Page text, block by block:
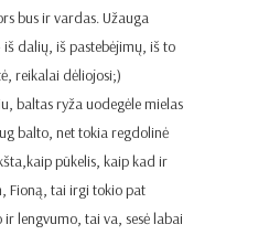
bus ir vardas. Užauga
dalių, iš pastebėjimų, iš to
reikalai dėliojosi;)
baltas ryža uodegėle mielas
balto, net tokia regdolinė
pūkelis, kaip kad ir
Fioną, tai irgi tokio pat
lengvumo, tai va, sesė labai